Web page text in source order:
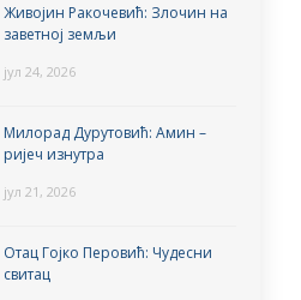
Живојин Ракочевић: Злочин на
заветној земљи
јул 24, 2026
Милорад Дурутовић: Амин –
ријеч изнутра
јул 21, 2026
Отац Гојко Перовић: Чудесни
свитац